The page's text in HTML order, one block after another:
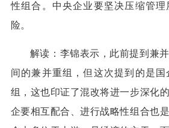
性组合。中央企业要坚决压缩管
险。
解读：李锦表示，此前提到兼
间的兼并重组，但这次提到的是
组，这也印证了混改将进一步深化
企要相互配合、进行战略性组合也